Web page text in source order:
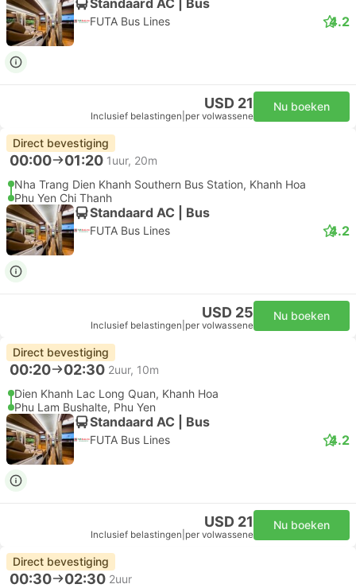
FUTA Bus Lines 4.2
USD 21
Inclusief belastingen per volwassene
Nu boeken
Direct bevestiging
00:00 01:20 1uur, 20m
Nha Trang Dien Khanh Southern Bus Station, Khanh Hoa
Phu Yen Chi Thanh
Standaard AC | Bus
FUTA Bus Lines 4.2
USD 25
Inclusief belastingen per volwassene
Nu boeken
Direct bevestiging
00:20 02:30 2uur, 10m
Dien Khanh Lac Long Quan, Khanh Hoa
Phu Lam Bushalte, Phu Yen
Standaard AC | Bus
FUTA Bus Lines 4.2
USD 21
Inclusief belastingen per volwassene
Nu boeken
Direct bevestiging
00:30 02:30 2uur